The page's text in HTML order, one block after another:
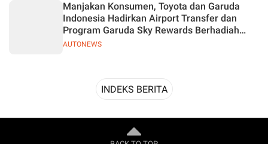
AUTONEWS
Manjakan Konsumen, Toyota dan Garuda
Indonesia Hadirkan Airport Transfer dan
Program Garuda Sky Rewards Berhadiah
Hybrid EV
INDEKS BERITA